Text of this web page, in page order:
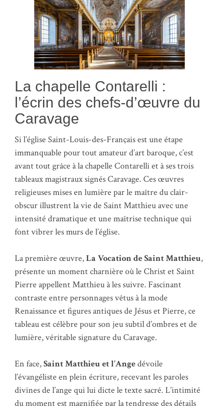
La chapelle Contarelli :
l’écrin des chefs-d’œuvre du
Caravage
Si l’église Saint-Louis-des-Français est une étape
immanquable pour tout amateur d’art baroque, c’est
avant tout grâce à la chapelle Contarelli et à ses trois
tableaux magistraux signés Caravage. Ces œuvres
religieuses mises en lumière par le maître du clair-
obscur illustrent la vie de Saint Matthieu avec une
intensité dramatique et une maîtrise technique qui
font vibrer les murs de l’église.
La première œuvre,La Vocation de Saint Matthieu,
présente un moment charnière où le Christ et Saint
Pierre appellent Matthieu à les suivre. Fascinant
contraste entre personnages vêtus à la mode
Renaissance et figures antiques de Jésus et Pierre, ce
tableau est célèbre pour son jeu subtil d’ombres et de
lumière, véritable signature du Caravage.
En face,Saint Matthieu et l’Angedévoile
l’évangéliste en plein écriture, recevant les paroles
divines de l’ange qui lui dicte le texte sacré. L’intimité
du moment est magnifiée par la tendresse des détails